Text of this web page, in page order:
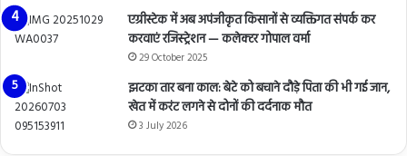
एग्रीस्टेक में अब अपंजीकृत किसानों से व्यक्तिगत संपर्क कर
करवाएं रजिस्ट्रेशन — कलेक्टर गोपाल वर्मा
29 October 2025
झटका तार बना काल: बेटे को बचाने दौड़े पिता की भी गई जान,
खेत में करंट लगने से दोनों की दर्दनाक मौत
3 July 2026